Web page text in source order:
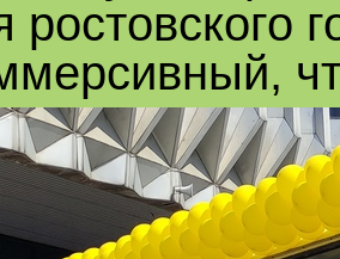
ростовского